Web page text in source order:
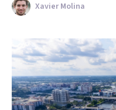
Xavier Molina